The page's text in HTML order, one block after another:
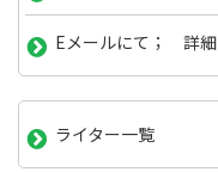
Eメールにて； 詳細
ライター一覧